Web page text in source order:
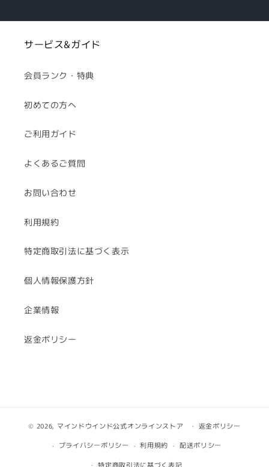
サービス&ガイド
会員ランク・特典
初めての方へ
ご利用ガイド
よくあるご質問
お問い合わせ
利用規約
特定商取引法に基づく表示
個人情報保護方針
企業情報
返金ポリシー
© 2026, マインドウインド公式オンラインストア 返金ポリシー
プライバシーポリシー 利用規約 配送ポリシー
特定商取引法に基づく表記